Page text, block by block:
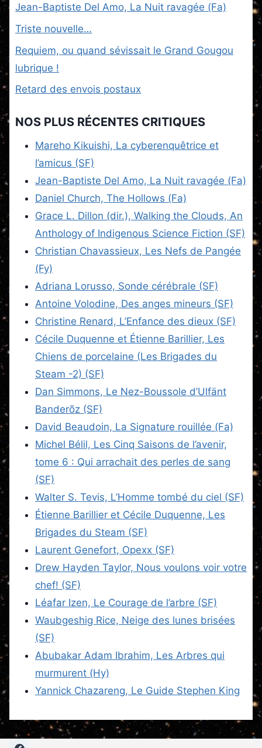
Jean-Baptiste Del Amo, La Nuit ravagée (Fa)
Triste nouvelle…
Requiem, ou quand sévissait le Grand Gougou
lubrique !
Retard des envois postaux
NOS PLUS RÉCENTES CRITIQUES
Mareho Kikuishi, La cyberenquêtrice et
l’amicus (SF)
Jean-Baptiste Del Amo, La Nuit ravagée (Fa)
Daniel Church, The Hollows (Fa)
Grace L. Dillon (dir.), Walking the Clouds, An
Anthology of Indigenous Science Fiction (SF)
Christian Chavassieux, Les Nefs de Pangée
(Fy)
Adriana Lorusso, Sonde cérébrale (SF)
Antoine Volodine, Des anges mineurs (SF)
Christine Renard, L’Enfance des dieux (SF)
Cécile Duquenne et Étienne Barillier, Les
Chiens de porcelaine (Les Brigades du
Steam -2) (SF)
Dan Simmons, Le Nez-Boussole d’Ulfänt
Banderõz (SF)
David Beaudoin, La Signature rouillée (Fa)
Michel Bélil, Les Cinq Saisons de l’avenir,
tome 6 : Qui arrachait des perles de sang
(SF)
Walter S. Tevis, L’Homme tombé du ciel (SF)
Étienne Barillier et Cécile Duquenne, Les
Brigades du Steam (SF)
Laurent Genefort, Opexx (SF)
Drew Hayden Taylor, Nous voulons voir votre
chef! (SF)
Léafar Izen, Le Courage de l’arbre (SF)
Waubgeshig Rice, Neige des lunes brisées
(SF)
Abubakar Adam Ibrahim, Les Arbres qui
murmurent (Hy)
Yannick Chazareng, Le Guide Stephen King